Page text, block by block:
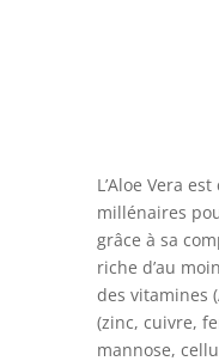
L’Aloe Vera est
millénaires
grâce à sa
riche d’au
des vitamines
(zinc, cuivre,
mannose,